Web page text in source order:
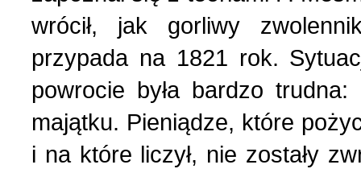
wrócił, jak gorliwy
przypada na 1821 rok.
powrocie była bardzo trudna:
majątku. Pieniądze, które
i na które liczył, nie zostały